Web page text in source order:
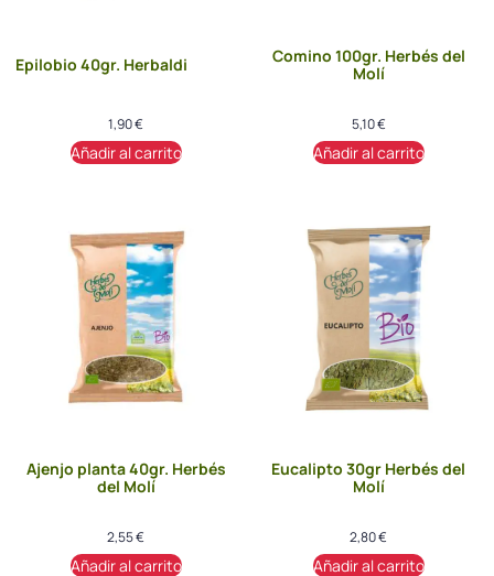
Epilobio 40gr. Herbaldi
1,90€
Añadir al carrito
Comino 100gr. Herbés del
Molí
5,10€
Añadir al carrito
Ajenjo planta 40gr. Herbés
del Molí
2,55€
Añadir al carrito
Eucalipto 30gr Herbés del
Molí
2,80€
Añadir al carrito